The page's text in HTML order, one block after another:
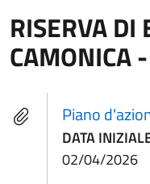
RISERVA DI
CAMONICA
Piano
DATA
02/04/2026